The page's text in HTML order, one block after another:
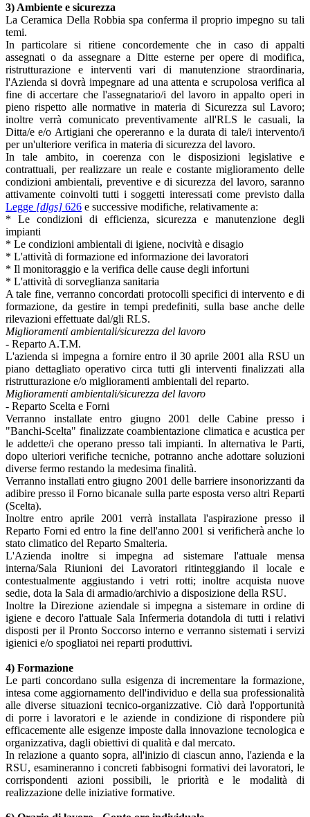
3) Ambiente e sicurezza
La Ceramica Della Robbia spa conferma il proprio impegno su tali
temi.
In particolare si ritiene concordemente che in caso di appalti
assegnati o da assegnare a Ditte esterne per opere di modifica,
ristrutturazione e interventi vari di manutenzione straordinaria,
l'Azienda si dovrà impegnare ad una attenta e scrupolosa verifica al
fine di accertare che l'assegnatario/i del lavoro in appalto operi in
pieno rispetto alle normative in materia di Sicurezza sul Lavoro;
inoltre verrà comunicato preventivamente all'RLS le casuali, la
Ditta/e e/o Artigiani che opereranno e la durata di tale/i intervento/i
per un'ulteriore verifica in materia di sicurezza del lavoro.
In tale ambito, in coerenza con le disposizioni legislative e
contrattuali, per realizzare un reale e costante miglioramento delle
condizioni ambientali, preventive e di sicurezza del lavoro, saranno
attivamente coinvolti tutti i soggetti interessati come previsto dalla
Legge [dlgs] 626 e successive modifiche, relativamente a:
* Le condizioni di efficienza, sicurezza e manutenzione degli
impianti
* Le condizioni ambientali di igiene, nocività e disagio
* L'attività di formazione ed informazione dei lavoratori
* Il monitoraggio e la verifica delle cause degli infortuni
* L'attività di sorveglianza sanitaria
A tale fine, verranno concordati protocolli specifici di intervento e di
formazione, da gestire in tempi predefiniti, sulla base anche delle
rilevazioni effettuate dal/gli RLS.
Miglioramenti ambientali/sicurezza del lavoro
- Reparto A.T.M.
L'azienda si impegna a fornire entro il 30 aprile 2001 alla RSU un
piano dettagliato operativo circa tutti gli interventi finalizzati alla
ristrutturazione e/o miglioramenti ambientali del reparto.
Miglioramenti ambientali/sicurezza del lavoro
- Reparto Scelta e Forni
Verranno installate entro giugno 2001 delle Cabine presso i
"Banchi-Scelta" finalizzate coambientazione climatica e acustica per
le addette/i che operano presso tali impianti. In alternativa le Parti,
dopo ulteriori verifiche tecniche, potranno anche adottare soluzioni
diverse fermo restando la medesima finalità.
Verranno installati entro giugno 2001 delle barriere insonorizzanti da
adibire presso il Forno bicanale sulla parte esposta verso altri Reparti
(Scelta).
Inoltre entro aprile 2001 verrà installata l'aspirazione presso il
Reparto Forni ed entro la fine dell'anno 2001 si verificherà anche lo
stato climatico del Reparto Smalteria.
L'Azienda inoltre si impegna ad sistemare l'attuale mensa
interna/Sala Riunioni dei Lavoratori ritinteggiando il locale e
contestualmente aggiustando i vetri rotti; inoltre acquista nuove
sedie, dota la Sala di armadio/archivio a disposizione della RSU.
Inoltre la Direzione aziendale si impegna a sistemare in ordine di
igiene e decoro l'attuale Sala Infermeria dotandola di tutti i relativi
disposti per il Pronto Soccorso interno e verranno sistemati i servizi
igienici e/o spogliatoi nei reparti produttivi.
4) Formazione
Le parti concordano sulla esigenza di incrementare la formazione,
intesa come aggiornamento dell'individuo e della sua professionalità
alle diverse situazioni tecnico-organizzative. Ciò darà l'opportunità
di porre i lavoratori e le aziende in condizione di rispondere più
efficacemente alle esigenze imposte dalla innovazione tecnologica e
organizzativa, dagli obiettivi di qualità e dal mercato.
In relazione a quanto sopra, all'inizio di ciascun anno, l'azienda e la
RSU, esamineranno i concreti fabbisogni formativi dei lavoratori, le
corrispondenti azioni possibili, le priorità e le modalità di
realizzazione delle iniziative formative.